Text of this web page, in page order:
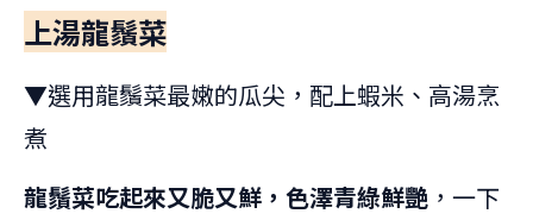
上湯龍鬚菜
▼選用龍鬚菜最嫩的瓜尖，配上蝦米、高湯烹
煮
龍鬚菜吃起來又脆又鮮，色澤青綠鮮艷 ，一下